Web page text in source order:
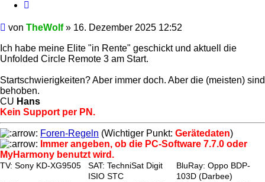
Beitrag
von TheWolf» 16. Dezember 2025 12:52
Ich habe meine Elite "in Rente" geschickt und aktuell die
Unfolded Circle Remote 3 am Start.
Startschwierigkeiten? Aber immer doch. Aber die (meisten) sind
behoben.
CU Hans
Kein Support per PN.
Foren-Regeln (Wichtiger Punkt: Gerätedaten)
Immer angeben, ob die PC-Software 7.7.0 oder
MyHarmony benutzt wird.
TV: Sony KD-XG9505
SAT: TechniSat Digit
ISIO STC
BluRay: Oppo BDP-
103D (Darbee)